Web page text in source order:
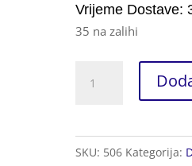
Vrijeme Dostave:
35 na zalihi
Ploča
Kuhanje
količina
SKU: 506 Kategorija: